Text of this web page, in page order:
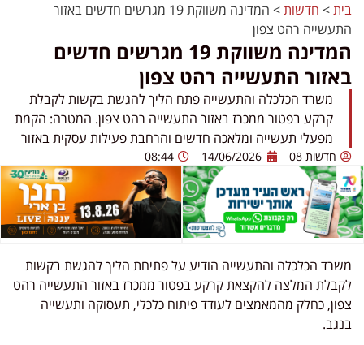
בית> חדשות>
המדינה משווקת 19 מגרשים חדשים באזור
התעשייה רהט צפון
המדינה משווקת 19 מגרשים חדשים
באזור התעשייה רהט צפון
משרד הכלכלה והתעשייה פתח הליך להגשת בקשות לקבלת
קרקע בפטור ממכרז באזור התעשייה רהט צפון. המטרה: הקמת
מפעלי תעשייה ומלאכה חדשים והרחבת פעילות עסקית באזור
חדשות 08 14/06/2026
08:44
משרד הכלכלה והתעשייה הודיע על פתיחת הליך להגשת בקשות
לקבלת המלצה להקצאת קרקע בפטור ממכרז באזור התעשייה רהט
צפון, כחלק מהמאמצים לעודד פיתוח כלכלי, תעסוקה ותעשייה
בנגב.